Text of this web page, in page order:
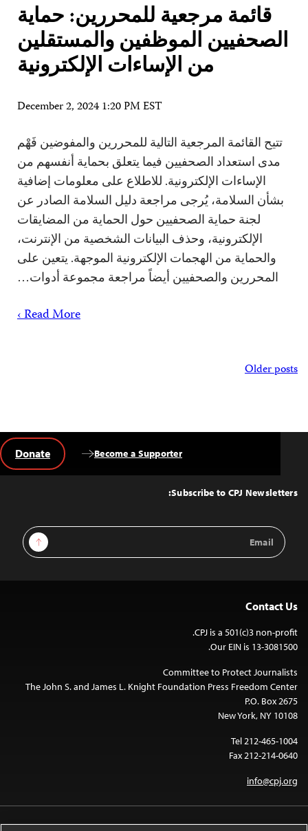
قائمة مرجعية للمحررين: حماية
الصحفيين الموظفين والمستقلين
من الإساءات الإلكترونية
December 2, 2024 1:20 PM EST
تتيح القائمة المرجعية التالية للمحررين والمفوضين فَهْم
مدى استعداد الصحفيين فيما يتعلق بحماية أنفسهم من
الإساءات الإلكترونية. للاطلاع على معلومات إضافية
بشأن السلامة، يُرجى مراجعة دليل السلامة الصادر عن
لجنة حماية الصحفيين حول الحماية من المضايقات
الإلكترونية، وحذف البيانات الشخصية من الإنترنت،
والحماية من الهجمات الإلكترونية الموجهة. يتعين على
المحررين والصحفيين أيضاً مراجعة مجموعة أدوات…
Read More ›
Posts
Older posts
Top
Subscribe to CPJ Newsletters:
Email
Address
Sign Up
Become a Supporter
Donate
Contact Us
CPJ is a 501(c)3 non-profit.
Our EIN is 13-3081500.
Committee to Protect Journalists
The John S. and James L. Knight Foundation Press Freedom Center
P.O. Box 2675
New York, NY 10108
Tel 212-465-1004
Fax 212-214-0640
info@cpj.org